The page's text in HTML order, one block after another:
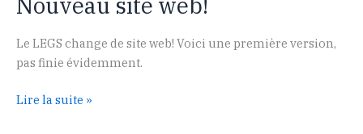
Le LEGS change de site web! Voici une première version,
pas finie évidemment.
Nouveau
Lire la suite »